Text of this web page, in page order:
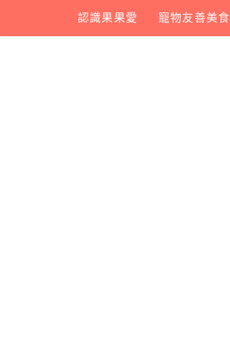
content
認識果果愛 寵物友善美食